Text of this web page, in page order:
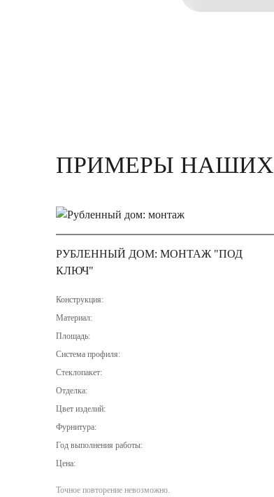
ПРИМЕРЫ НАШИХ
РУБЛЕННЫЙ ДОМ: МОНТАЖ "ПОД
КЛЮЧ"
Конструкция:
Материал:
Площадь:
Система профиля:
Стеклопакет:
Отделка:
Цвет изделий:
Фурнитура:
Год выполнения работы:
Цена:
Точное повторение невозможно.